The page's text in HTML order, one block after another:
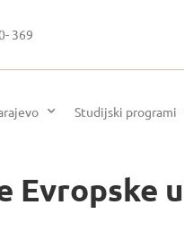
369
Studijski programi
Evropske